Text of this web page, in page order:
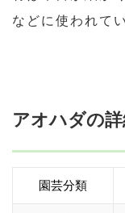
などに使われて
アオハダの
園芸分類